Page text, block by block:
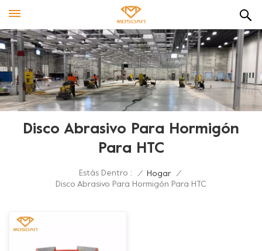
Disco Abrasivo Para Hormigón
Para HTC
Estás Dentro : / Hogar
/
Disco Abrasivo Para Hormigón Para HTC